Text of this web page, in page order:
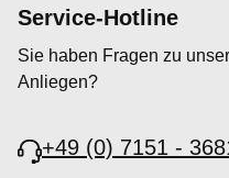
Service-Hotline
Sie haben Fragen zu
Anliegen?
+49 (0) 7151 -